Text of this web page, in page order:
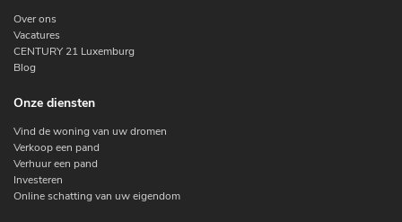
Over ons
Vacatures
CENTURY 21 Luxemburg
Blog
Onze diensten
Vind de woning van uw dromen
Verkoop een pand
Verhuur een pand
Investeren
Online schatting van uw eigendom